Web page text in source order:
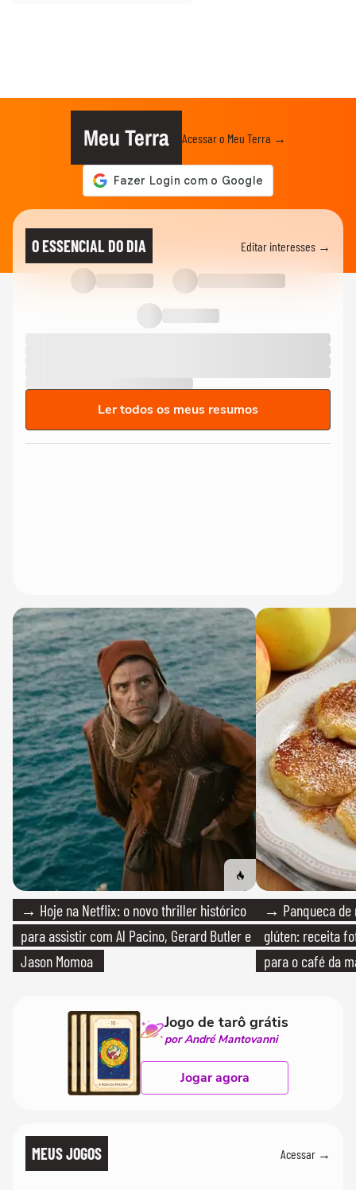
Meu Terra Acessar o Meu Terra →
O ESSENCIAL DO DIA Editar interesses →
Ler todos os meus resumos
→ Hoje na Netflix: o novo thriller histórico
para assistir com Al Pacino, Gerard Butler e
Jason Momoa
→ Panqueca de
glúten: receita
para o café da
Jogo de tarô grátis
por André Mantovanni
Jogar agora
MEUS JOGOS Acessar →